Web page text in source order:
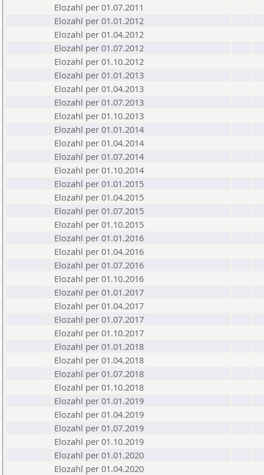
Elozahl per 01.07.2011
Elozahl per 01.01.2012
Elozahl per 01.04.2012
Elozahl per 01.07.2012
Elozahl per 01.10.2012
Elozahl per 01.01.2013
Elozahl per 01.04.2013
Elozahl per 01.07.2013
Elozahl per 01.10.2013
Elozahl per 01.01.2014
Elozahl per 01.04.2014
Elozahl per 01.07.2014
Elozahl per 01.10.2014
Elozahl per 01.01.2015
Elozahl per 01.04.2015
Elozahl per 01.07.2015
Elozahl per 01.10.2015
Elozahl per 01.01.2016
Elozahl per 01.04.2016
Elozahl per 01.07.2016
Elozahl per 01.10.2016
Elozahl per 01.01.2017
Elozahl per 01.04.2017
Elozahl per 01.07.2017
Elozahl per 01.10.2017
Elozahl per 01.01.2018
Elozahl per 01.04.2018
Elozahl per 01.07.2018
Elozahl per 01.10.2018
Elozahl per 01.01.2019
Elozahl per 01.04.2019
Elozahl per 01.07.2019
Elozahl per 01.10.2019
Elozahl per 01.01.2020
Elozahl per 01.04.2020